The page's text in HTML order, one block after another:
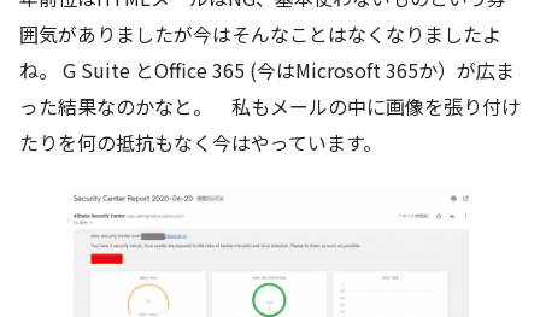
囲気がありましたが今はそんなことはなくなりましたよ
ね。 G Suite とOffice 365 (今はMicrosoft 365か）が広ま
った結果なのかなと。 私もメールの中に画像を張り付け
たりを何の抵抗もなく今はやっています。